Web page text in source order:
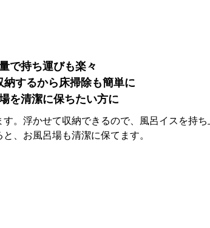
で持ち運びも楽々
納するから床掃除も簡単に
を清潔に保ちたい方に
。浮かせて収納できるので、風呂イスを持
、お風呂場も清潔に保てます。